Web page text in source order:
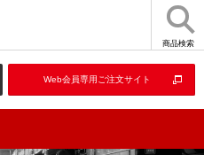
商品検索
Web会員専用ご注文サイト